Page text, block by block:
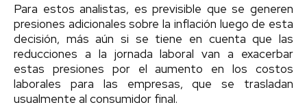
Para estos analistas, es previsible que se generen
presiones adicionales sobre la inflación luego de esta
decisión, más aún si se tiene en cuenta que las
reducciones a la jornada laboral van a exacerbar
estas presiones por el aumento en los costos
laborales para las empresas, que se trasladan
usualmente al consumidor final.